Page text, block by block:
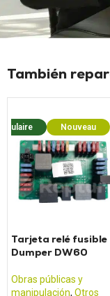
También
Nouveau
Tarjeta relé fusible
Dumper DW60
Obras públicas y
manipulación, Otros